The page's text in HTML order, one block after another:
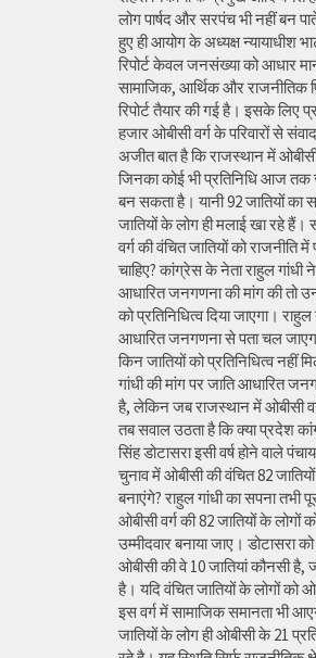
लोग पार्षद और सरपंच भी नहीं बन
हुए ही आयोग के अध्यक्ष न्यायाधीश
रिपोर्ट केवल जनसंख्या को आधार
सामाजिक, आर्थिक और
रिपोर्ट तैयार की गई है। इसके लिए
हजार ओबीसी वर्ग के परिवारों से
अजीत बात है कि राजस्थान में ओबीसी
जिनका कोई भी प्रतिनिधि आज तक
बन सकता है। यानी 92 जातियों का
जातियों के लोग ही मलाई खा रहे हैं।
वर्ग की वंचित जातियों को राजनीति में
चाहिए? कांग्रेस के नेता राहुल
आधारित जनगणना की मांग की तो
को प्रतिनिधित्व दिया जाएगा।
आधारित जनगणना से पता चल
किन जातियों को प्रतिनिधित्व
गांधी की मांग पर जाति आधारित
है, लेकिन जब राजस्थान में ओबीसी
तब सवाल उठता है कि क्या प्रदेश
सिंह डोटासरा इसी वर्ष होने वाले
चुनाव में ओबीसी की वंचित 82
बनाएंगे? राहुल गांधी का सपना तभी
ओबीसी वर्ग की 82 जातियों के लोगों
उम्मीदवार बनाया जाए। डोटासरा
ओबीसी की वे 10 जातियां कौनसी है,
है। यदि वंचित जातियों के लोगों को
इस वर्ग में सामाजिक समानता भी
जातियों के लोग ही ओबीसी के 21